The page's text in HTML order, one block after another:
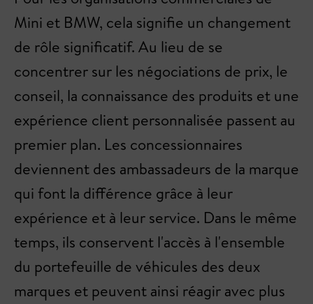
Mini et BMW, cela signifie un changement
de rôle significatif. Au lieu de se
concentrer sur les négociations de prix, le
conseil, la connaissance des produits et une
expérience client personnalisée passent au
premier plan. Les concessionnaires
deviennent des ambassadeurs de la marque
qui font la différence grâce à leur
expérience et à leur service. Dans le même
temps, ils conservent l'accès à l'ensemble
du portefeuille de véhicules des deux
marques et peuvent ainsi réagir avec plus